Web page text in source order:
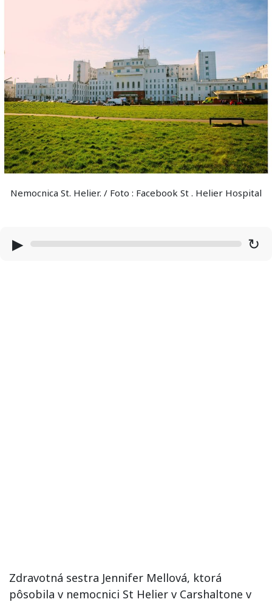
Nemocnica St. Helier. / Foto : Facebook St . Helier Hospital
▶ ↻
Zdravotná sestra Jennifer Mellová, ktorá
pôsobila v nemocnici St Helier v Carshaltone v